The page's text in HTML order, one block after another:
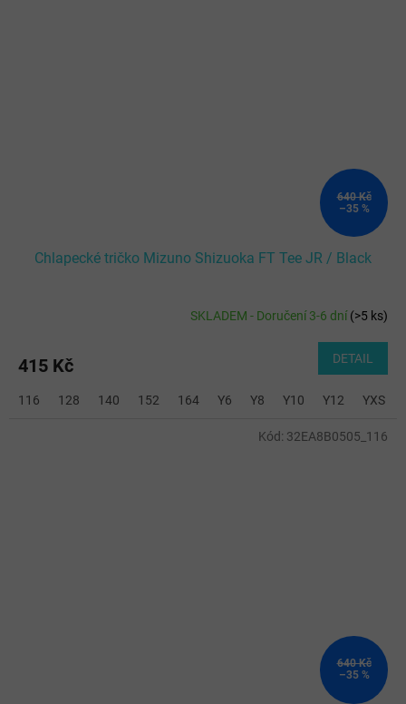
640 Kč
–35 %
Chlapecké tričko Mizuno Shizuoka FT Tee JR / Black
SKLADEM - Doručení 3-6 dní(>5 ks)
415 Kč DETAIL
116 128 140 152 164 Y6 Y8 Y10 Y12 YXS
640 Kč
–35 %
Kód: 32EA8B0505_116